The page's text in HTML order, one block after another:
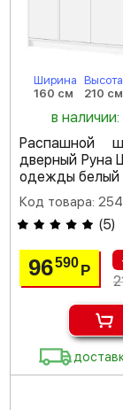
Ширина
160 см
Высота
210 см
в
Распашной
дверный Руна
одежды белый
Код товара:
(5)
96590Р